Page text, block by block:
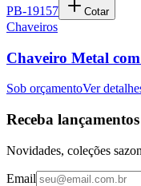
PB-19157 Cotar
Chaveiros
Chaveiro Metal
Sob orçamentoVer
Receba
Novidades, coleções
Email